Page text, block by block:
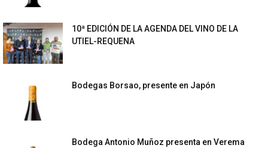
10ª EDICIÓN DE LA AGENDA DEL VINO DE LA
UTIEL-REQUENA
Bodegas Borsao, presente en Japón
Bodega Antonio Muñoz presenta en Verema